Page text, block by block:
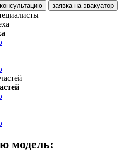
заявка на эвакуатор
модель: